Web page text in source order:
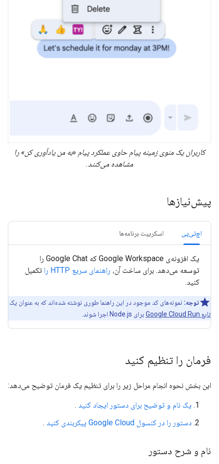
کاربران یک منوی زمینه پیام حاوی عملکرد پیام «به من یادآوری کن» را
مشاهده می‌کنند.
پیش‌نیازها
اچ‌تی‌پی اسکریپت برنامه‌ها
یک افزونه‌ی Google Workspace که Google Chat را
توسعه می‌دهد. برای ساخت آن، راهنمای سریع HTTP را
تکمیل
کنید.
توجه: نمونه‌های کد موجود در این راهنما طوری نوشته شده‌اند که به عنوان یک
تابع Google Cloud Run
برای Node.js اجرا شوند.
فرمان را تنظیم کنید
این بخش نحوه انجام مراحل زیر را برای تنظیم یک فرمان توضیح می‌دهد:
یک نام و توضیح برای دستور ایجاد کنید .
دستور را در کنسول Google Cloud پیکربندی کنید
.
نام و شرح دستور